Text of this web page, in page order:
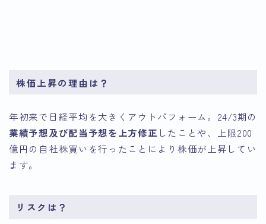
株価上昇の理由は？
年初来で日経平均を大きくアウトパフォーム。24/3期の
業績予想及び配当予想を上方修正 したことや、上限200
億円の自社株買いを行ったことにより株価が上昇してい
ます。
リスクは？